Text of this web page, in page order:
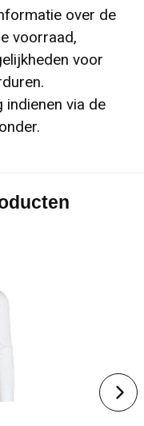
over de
voorraad,
voor
indienen via de